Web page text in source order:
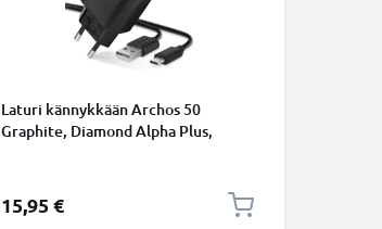
Laturi kännykkään Archos 50
Graphite, Diamond Alpha Plus,
latausjohto, laturi USB Kaapeli
15,95 €